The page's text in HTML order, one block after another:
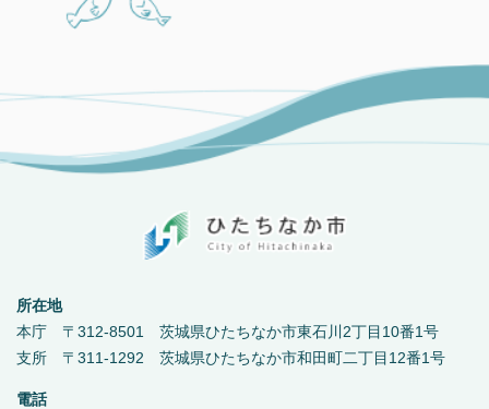
所在地
本庁 〒312-8501 茨城県ひたちなか市東石川2丁目10番1号
支所 〒311-1292 茨城県ひたちなか市和田町二丁目12番1号
電話